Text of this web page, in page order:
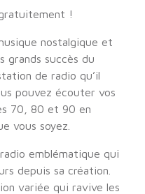
!
nostalgique et
grands succès du
de radio qu’il
pouvez écouter vos
70, 80 et 90 en
vous soyez.
emblématique qui
depuis sa création.
variée qui ravive les